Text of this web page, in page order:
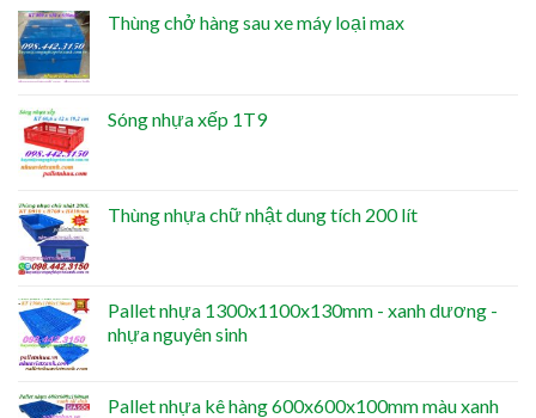
Thùng chở hàng sau xe máy loại max
Sóng nhựa xếp 1T9
Thùng nhựa chữ nhật dung tích 200 lít
Pallet nhựa 1300x1100x130mm - xanh dương -
nhựa nguyên sinh
Pallet nhựa kê hàng 600x600x100mm màu xanh